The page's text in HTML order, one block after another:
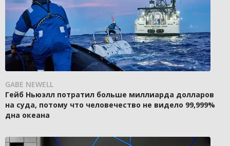
GABE NEWELL
Гейб Ньюэлл потратил больше миллиарда долларов
на суда, потому что человечество не видело 99,999%
дна океана